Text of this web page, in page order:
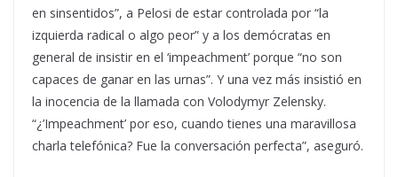
en sinsentidos”, a Pelosi de estar controlada por “la
izquierda radical o algo peor” y a los demócratas en
general de insistir en el ‘impeachment’ porque “no son
capaces de ganar en las urnas”. Y una vez más insistió en
la inocencia de la llamada con Volodymyr Zelensky.
“¿’Impeachment’ por eso, cuando tienes una maravillosa
charla telefónica? Fue la conversación perfecta”, aseguró.